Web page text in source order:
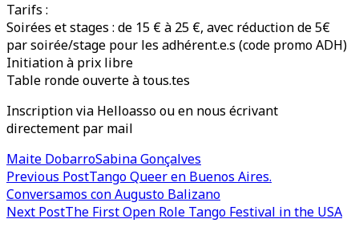
Tarifs :
Soirées et stages : de 15 € à 25 €, avec réduction de 5€
par soirée/stage pour les adhérent.e.s (code promo ADH)
Initiation à prix libre
Table ronde ouverte à tous.tes
Inscription via Helloasso ou en nous écrivant
directement par mail
Maite DobarroSabina Gonçalves
Post
navigation
Previous PostTango Queer en Buenos Aires.
Conversamos con Augusto Balizano
Next PostThe First Open Role Tango Festival in the USA